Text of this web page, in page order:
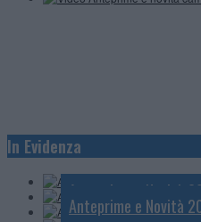
In EvidenzaAnteprime e Novità
Anteprime e Novità
Anteprime e Novità
Anteprime e Novità
Anteprime e Novità